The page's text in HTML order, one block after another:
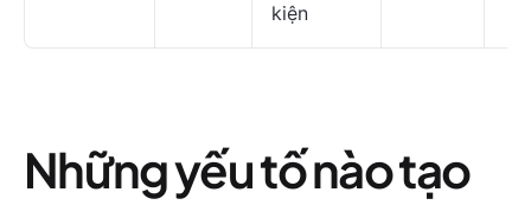
kiện
Những yếu tố nào tạo